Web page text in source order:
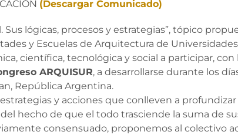
(Descargar Comunicado)
Sus lógicas, procesos y estrategias”, tópico
y Escuelas de Arquitectura de
científica, tecnológica y social a participar,
ARQUISUR, a desarrollarse durante los
República Argentina.
y acciones que conlleven a
hecho de que el todo trasciende la suma de
consensuado, proponemos al colectivo